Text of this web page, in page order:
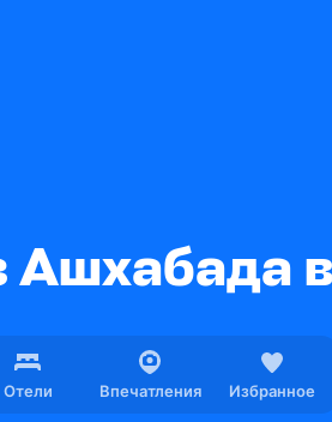
Ашхабада
Отели Впечатления Избранное